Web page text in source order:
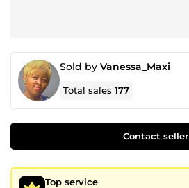
Sold by Vanessa_Maxi
Total sales177
Contact seller
Top service